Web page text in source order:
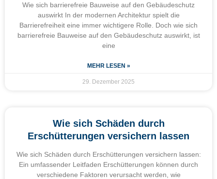
Wie sich barrierefreie Bauweise auf den Gebäudeschutz
auswirkt In der modernen Architektur spielt die
Barrierefreiheit eine immer wichtigere Rolle. Doch wie sich
barrierefreie Bauweise auf den Gebäudeschutz auswirkt, ist
eine
MEHR LESEN »
29. Dezember 2025
Wie sich Schäden durch
Erschütterungen versichern lassen
Wie sich Schäden durch Erschütterungen versichern lassen:
Ein umfassender Leitfaden Erschütterungen können durch
verschiedene Faktoren verursacht werden, wie